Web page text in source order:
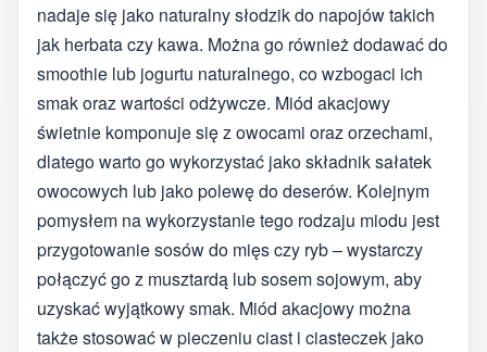
nadaje się jako naturalny słodzik do napojów takich
jak herbata czy kawa. Można go również dodawać do
smoothie lub jogurtu naturalnego, co wzbogaci ich
smak oraz wartości odżywcze. Miód akacjowy
świetnie komponuje się z owocami oraz orzechami,
dlatego warto go wykorzystać jako składnik sałatek
owocowych lub jako polewę do deserów. Kolejnym
pomysłem na wykorzystanie tego rodzaju miodu jest
przygotowanie sosów do mięs czy ryb – wystarczy
połączyć go z musztardą lub sosem sojowym, aby
uzyskać wyjątkowy smak. Miód akacjowy można
także stosować w pieczeniu ciast i ciasteczek jako